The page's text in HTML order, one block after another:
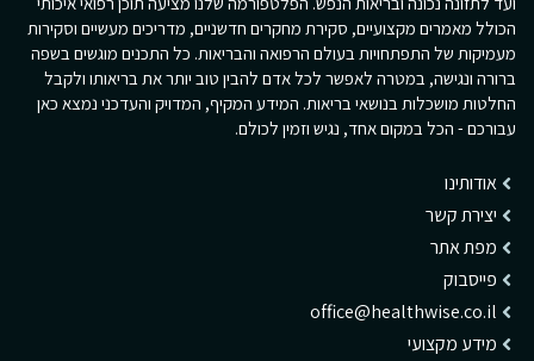
הכולל מאמרים מקצועיים, סקירת מחקרים חדשניים, מדריכים מעשיים וסקירות
מעמיקות של התפתחויות בעולם הרפואה והבריאות. כל התכנים מוגשים בשפה
ברורה ונגישה, במטרה לאפשר לכל אדם להבין טוב יותר את בריאותו ולקבל
החלטות מושכלות בנושאי בריאות. המידע המקיף, המדויק והעדכני נמצא כאן
עבורכם - הכל במקום אחד, נגיש וזמין לכולם.
אודותינו
יצירת קשר
מפת אתר
פייסבוק
office@healthwise.co.il
מידע מקצועי